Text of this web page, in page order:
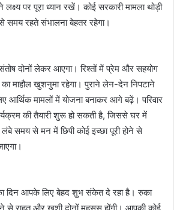
पर पूरा ध्यान रखें। कोई सरकारी मामला थोड़ी
समय रहते संभालना बेहतर रहेगा।
दोनों लेकर आएगा। रिश्तों में प्रेम और सहयोग
माहौल खुशनुमा रहेगा। पुराने लेन-देन निपटाने
मामलों में योजना बनाकर आगे बढ़ें। परिवार
की तैयारी शुरू हो सकती है, जिससे घर में
लंबे समय से मन में छिपी कोई इच्छा पूरी होने से
दिन आपके लिए बेहद शुभ संकेत दे रहा है। रुका
से राहत और खुशी दोनों महसूस होंगी। आपकी कोई